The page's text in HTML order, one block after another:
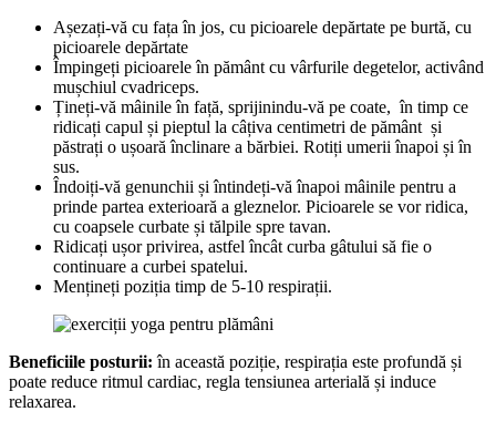
Așezați-vă cu fața în jos, cu picioarele depărtate pe burtă, cu
picioarele depărtate
Împingeți picioarele în pământ cu vârfurile degetelor, activând
mușchiul cvadriceps.
Țineți-vă mâinile în față, sprijinindu-vă pe coate, în timp ce
ridicați capul și pieptul la câțiva centimetri de pământ și
păstrați o ușoară înclinare a bărbiei. Rotiți umerii înapoi și în
sus.
Îndoiți-vă genunchii și întindeți-vă înapoi mâinile pentru a
prinde partea exterioară a gleznelor. Picioarele se vor ridica,
cu coapsele curbate și tălpile spre tavan.
Ridicați ușor privirea, astfel încât curba gâtului să fie o
continuare a curbei spatelui.
Mențineți poziția timp de 5-10 respirații.
Beneficiile posturii: în această poziție, respirația este profundă și
poate reduce ritmul cardiac, regla tensiunea arterială și induce
relaxarea.